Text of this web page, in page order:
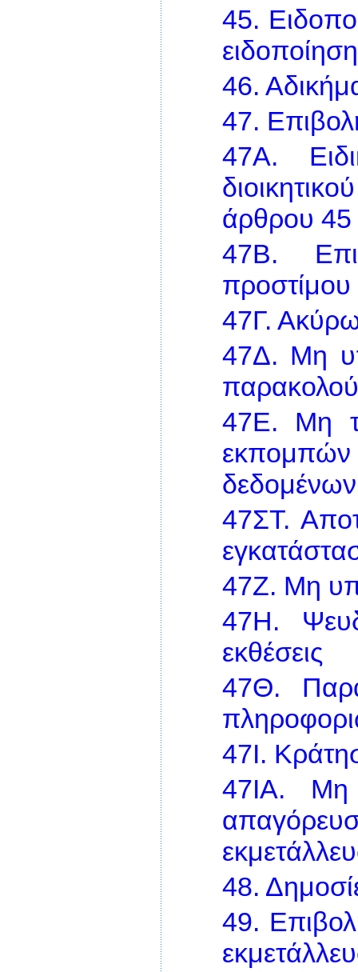
45.
46.
47.
47Α.
άρθρου 45
47Β.
προστίμου
47Γ.
47Δ. Μη
47Ε. Μη
δεδομένων
47ΣΤ.
47Ζ. Μη
47Η.
εκθέσεις
47Θ.
47Ι.
47ΙΑ. Μη
48.
49.